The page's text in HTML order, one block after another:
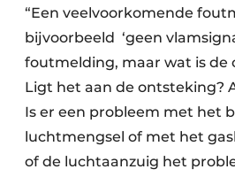
“Een veelvoorkomende
bijvoorbeeld ‘geen
foutmelding, maar wat is de
Ligt het aan de ontsteking?
Is er een probleem met het
luchtmengsel of met het
of de luchtaanzuig het